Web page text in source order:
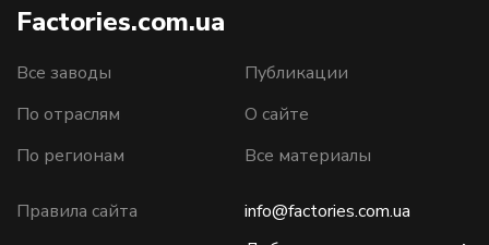
Factories.com.ua
Все заводы
По отраслям
По регионам
Публикации
О сайте
Все материалы
Правила сайта
info@factories.com.ua